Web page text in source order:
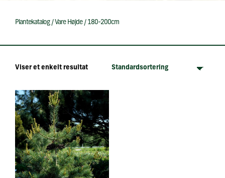
Plantekatalog/Vare Højde/ 180-200cm
Viser et enkelt resultat